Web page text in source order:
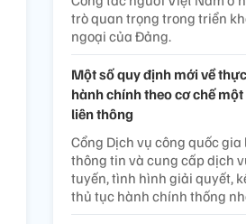
trò quan trọng trong triển
ngoại của Đảng.
Một số quy định mới về
hành chính theo cơ chế
liên thông
Cổng Dịch vụ công quốc
thông tin và cung cấp dịch
tuyến, tình hình giải quyết,
thủ tục hành chính thống